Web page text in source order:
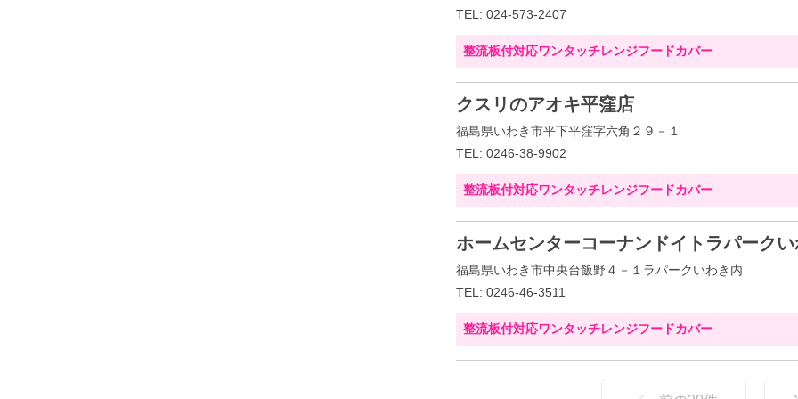
TEL: 024-573-2407
整流板付対応ワンタッチレンジフードカバー
クスリのアオキ平窪店
福島県いわき市平下平窪字六角２９－１
TEL: 0246-38-9902
整流板付対応ワンタッチレンジフードカバー
ホームセンターコーナンドイトラパーク
福島県いわき市中央台飯野４－１ラパークいわき内
TEL: 0246-46-3511
整流板付対応ワンタッチレンジフードカバー